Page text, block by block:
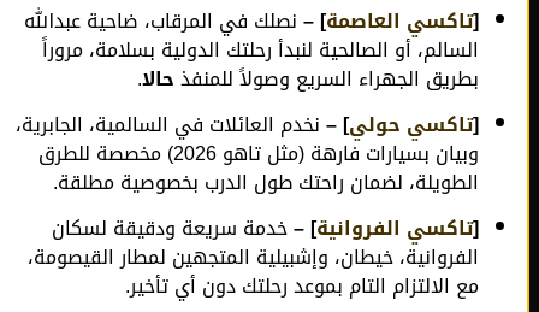
تاكسي العاصمة] –نصلك في المرقاب، ضاحية عبدالله
السالم، أو الصالحية لنبدأ رحلتك الدولية بسلامة، مروراً
بطريق الجهراء السريع وصولاً للمنفذحالا
تاكسي حولي] –نخدم العائلات في السالمية، الجابرية،
وبيان بسيارات فارهة (مثل تاهو 2026) مخصصة للطرق
الطويلة، لضمان راحتك طول الدرب بخصوصية مطلقة.
تاكسي الفروانية] –خدمة سريعة ودقيقة لسكان
الفروانية، خيطان، وإشبيلية المتجهين لمطار القيصومة،
مع الالتزام التام بموعد رحلتك دون أي تأخير.